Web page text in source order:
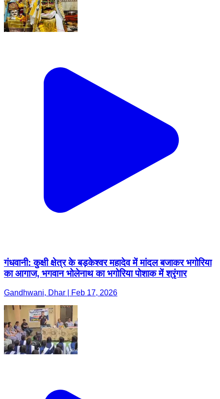
गंधवानी: कुक्षी क्षेत्र के बड़केश्वर महादेव में मांदल बजाकर भगोरिया
का आगाज, भगवान भोलेनाथ का भगोरिया पोशाक में श्रृंगार
Gandhwani, Dhar | Feb 17, 2026